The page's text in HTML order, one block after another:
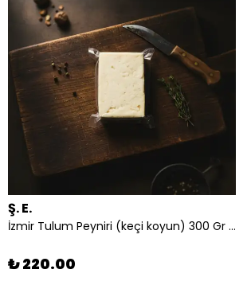
Ş. E.
İzmir Tulum Peyniri (keçi koyun) 300 Gr Vakumlu
₺ 220.00